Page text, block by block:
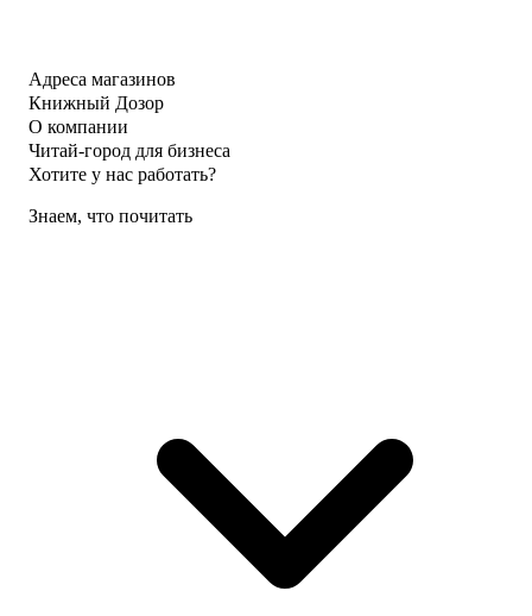
Адреса магазинов
Книжный Дозор
О компании
Читай-город для бизнеса
Хотите у нас работать?
Знаем, что почитать